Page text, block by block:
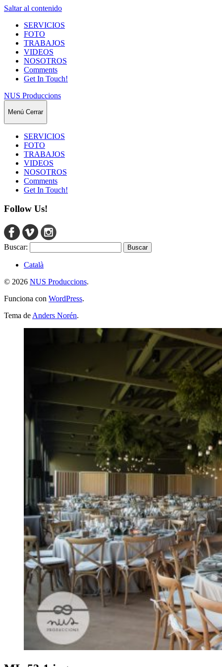
Saltar al contenido
SERVICIOS
FOTO
TRABAJOS
VIDEOS
NOSOTROS
Comments
Get In Touch!
NUS Produccions
Menú Cerrar
SERVICIOS
FOTO
TRABAJOS
VIDEOS
NOSOTROS
Comments
Get In Touch!
Follow Us!
Buscar:
Català
© 2026 NUS Produccions.
Funciona con WordPress.
Tema de Anders Norén.